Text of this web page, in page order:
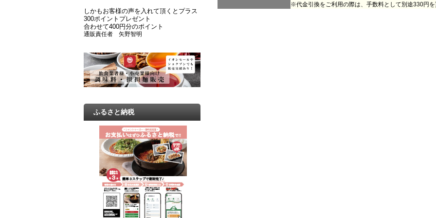
※代金引換をご利用の際は、手数料として別途330円を
しかもお客様の声を入れて頂くとプラス
300ポイントプレゼント
合わせて400円分のポイント
通販責任者 矢野智明
ふるさと納税